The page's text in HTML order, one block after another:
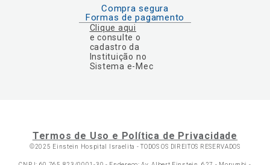
Compra segura
Formas de pagamento
Clique aqui
e consulte o
cadastro da
Instituição no
Sistema e-Mec
Termos de Uso e Política de Privacidade
©2025 Einstein Hospital Israelita -TODOS OS DIREITOS RESERVADOS